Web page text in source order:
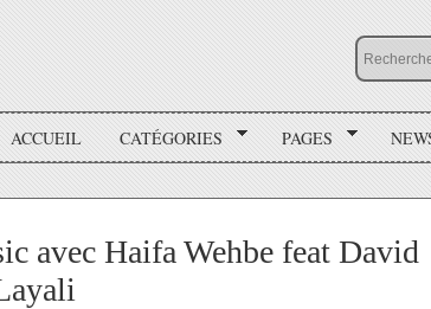
ACCUEIL CATÉGORIES PAGES
avec Haifa Wehbe feat David